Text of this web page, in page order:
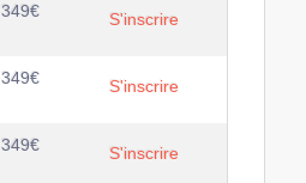
349€ S'inscrire
349€ S'inscrire
349€ S'inscrire